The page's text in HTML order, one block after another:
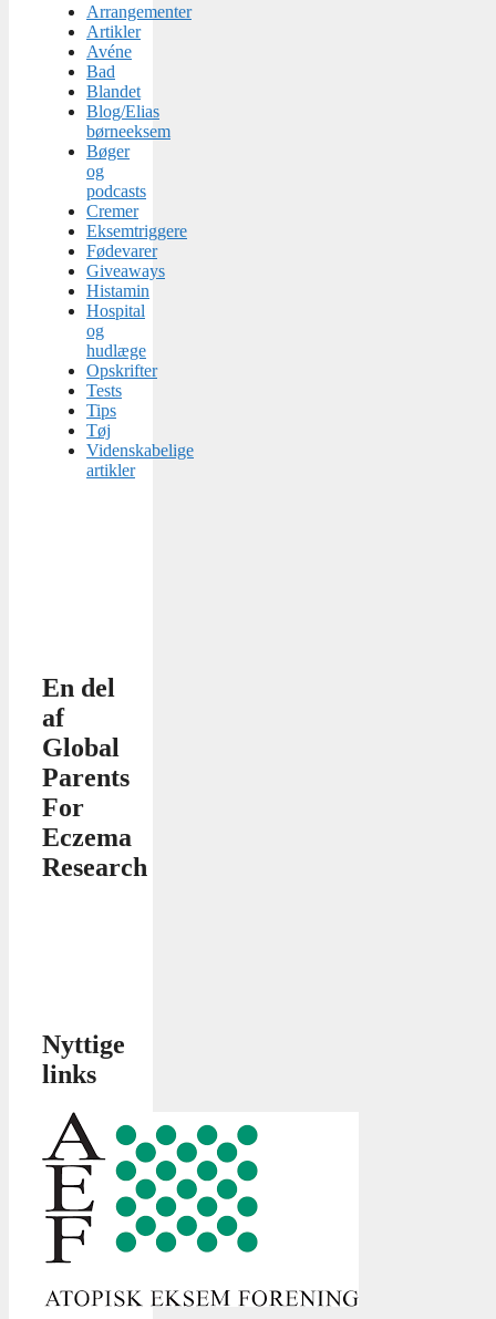
Arrangementer
Artikler
Avéne
Bad
Blandet
Blog/Elias
børneeksem
Bøger
og
podcasts
Cremer
Eksemtriggere
Fødevarer
Giveaways
Histamin
Hospital
og
hudlæge
Opskrifter
Tests
Tips
Tøj
Videnskabelige
artikler
En del
af
Global
Parents
For
Eczema
Research
Nyttige
links